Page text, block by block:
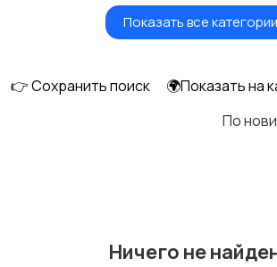
Игры для приставок и
Книги и
инструменты
Показать все категории
👉 Сохранить поиск
🌍Показать на
По
Ничего не